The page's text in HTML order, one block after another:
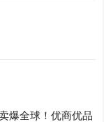
爆全球！优商优品